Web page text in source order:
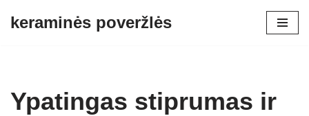
keraminės poveržlės
Ypatingas stiprumas ir